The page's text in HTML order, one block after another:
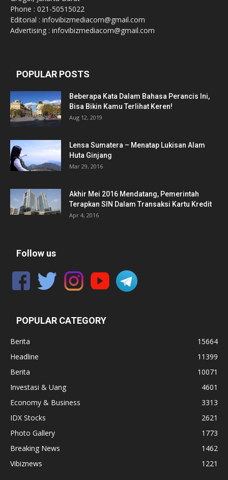
Phone : 021-50515022
Editorial : infovibizmediacom@gmail.com
Advertising : infovibizmediacom@gmail.com
POPULAR POSTS
Beberapa Kata Dalam Bahasa Perancis Ini,
Bisa Bikin Kamu Terlihat Keren!
Aug 12, 2019
Lensa Sumatera – Menatap Lukisan Alam
Huta Ginjang
Mar 29, 2016
Akhir Mei 2016 Mendatang, Pemerintah
Terapkan SIN Dalam Transaksi Kartu Kredit
Apr 4, 2016
Follow us
POPULAR CATEGORY
Berita
15664
Headline
11399
Berita
10071
Investasi & Uang
4601
Economy & Business
3313
IDX Stocks
2621
Photo Gallery
1773
Breaking News
1462
Vibiznews
1221